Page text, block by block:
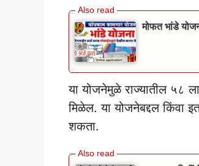
मोफत भांडे
या योजनेमुळे राज्यातील ५८
मिळेल. या योजनेबद्दल किंवा
शकता.